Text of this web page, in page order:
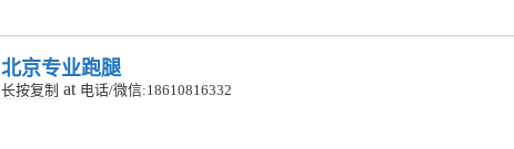
北京专业跑腿
长按复制 at 电话/微信:18610816332